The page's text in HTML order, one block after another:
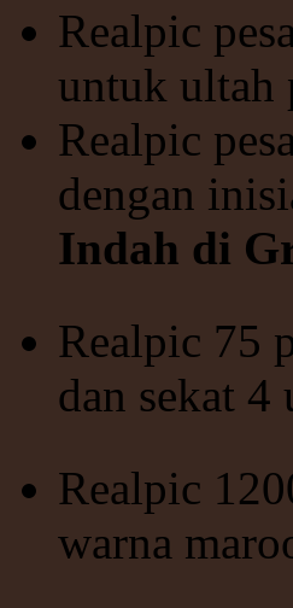
Realpic
untuk ultah
Realpic
dengan
Indah di
Realpic 75
dan sekat 4
Realpic
warna